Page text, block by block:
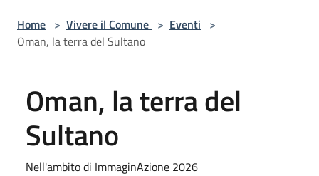
Home > Vivere il Comune > Eventi >
Oman, la terra del Sultano
Oman, la terra del
Sultano
Nell'ambito di ImmaginAzione 2026